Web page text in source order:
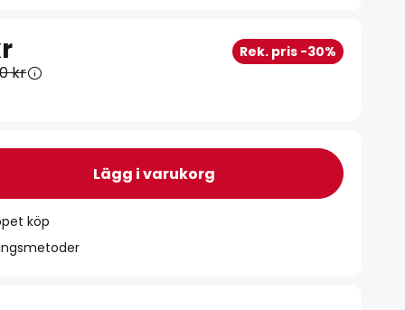
Rek. pris -30%
kr
Lägg i varukorg
köp